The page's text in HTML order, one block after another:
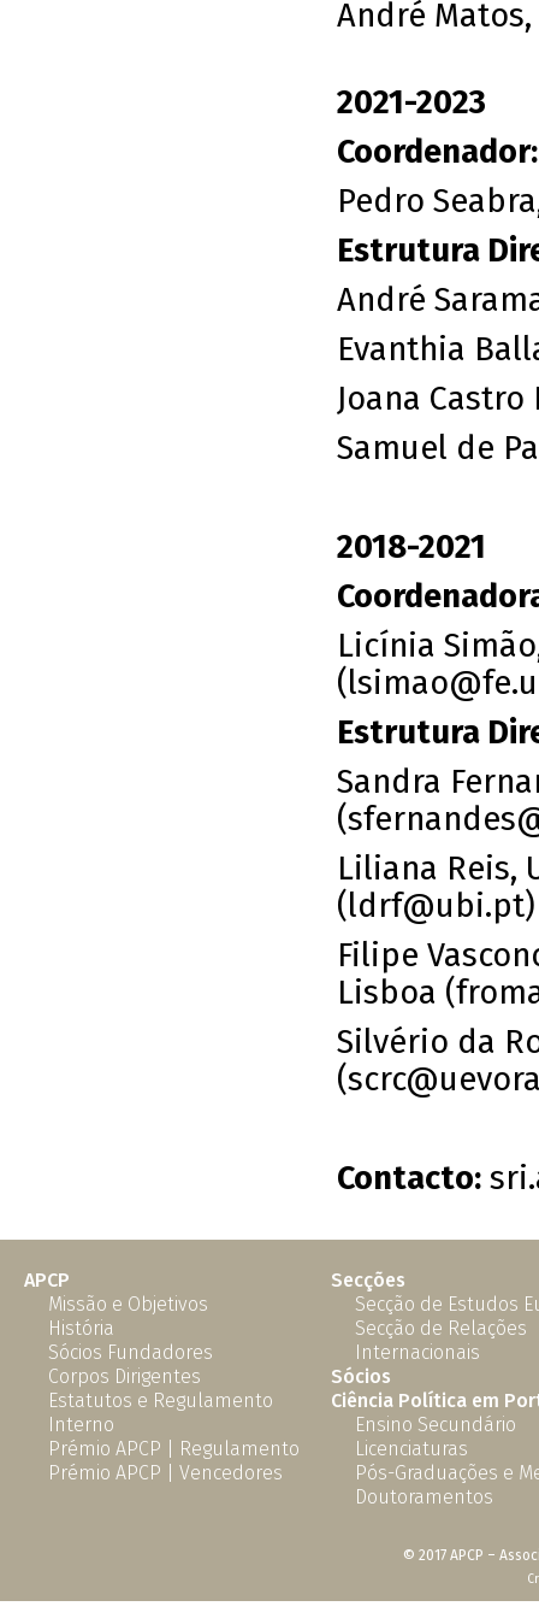
André
2021-2023
Coordenador:
Pedro
Estrutura
André
Evanthia
Joana Castro
Samuel de
2018-2021
Licínia
Estrutura
Sandra
Liliana Reis,
(ldrf@ubi.pt)
Filipe
Lisboa
Silvério da
Contacto:
APCP
Missão e Objetivos
História
Sócios Fundadores
Corpos Dirigentes
Estatutos e Regulamento
Interno
Prémio APCP | Regulamento
Prémio APCP | Vencedores
Secções
Secção de Estudos
Secção de Relações
Internacionais
Sócios
Ciência Política em
Ensino Secundário
Licenciaturas
Pós-Graduações e
Doutoramentos
© 2017 APCP –